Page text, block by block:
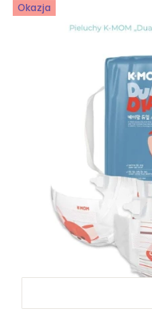
Okazja